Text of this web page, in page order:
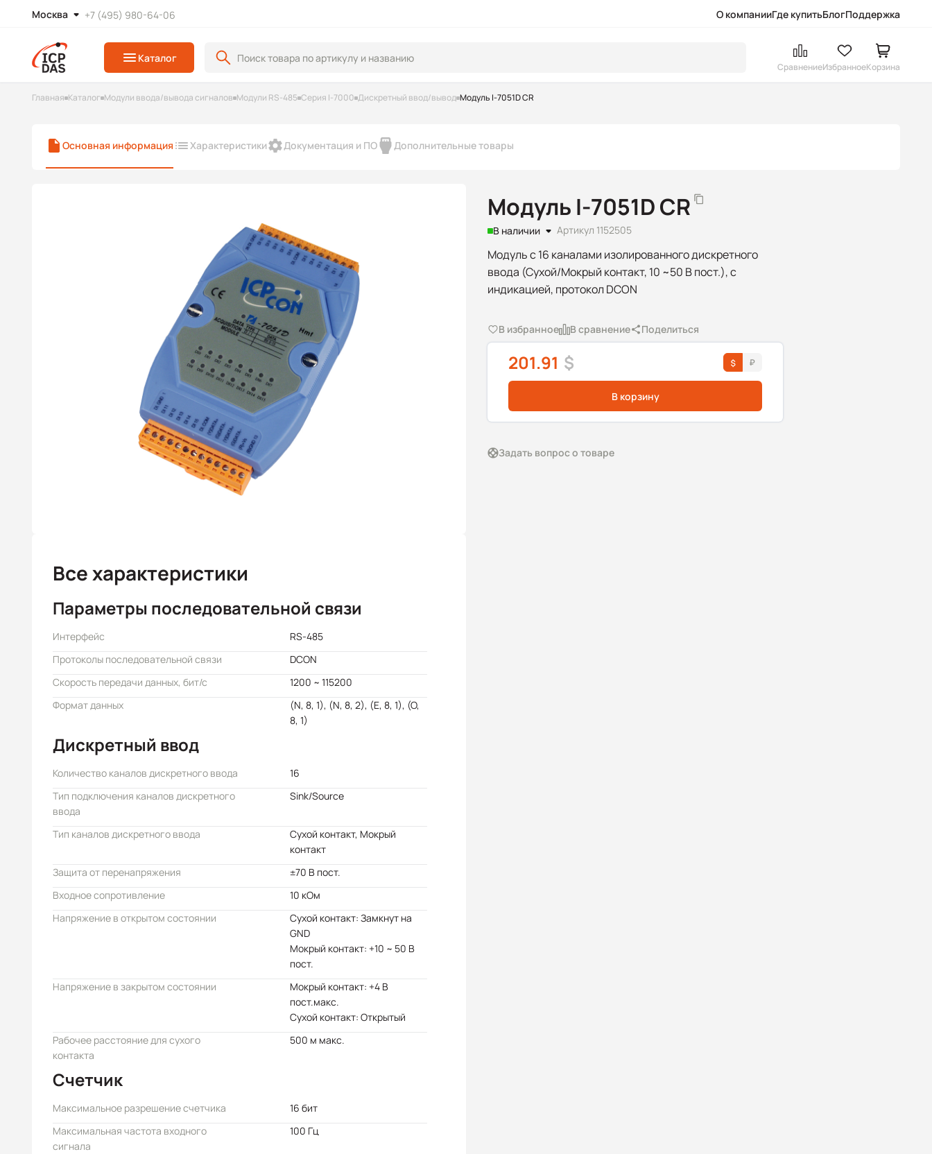
Москва +7 (495) 980-64-06 О компанииГде купитьБлогПоддержка
Каталог
СравнениеИзбранноеКорзина
Главная Каталог Модули ввода/вывода сигналов Модули RS-485 Серия I-7000 Дискретный ввод/вывод Модуль I-7051D CR
Основная информация Характеристики Документация и ПО Дополнительные товары
Модуль I-7051D CR
В наличии Артикул 1152505
Модуль с 16 каналами изолированного дискретного
ввода (Сухой/Мокрый контакт, 10 ~50 В пост.), с
индикацией, протокол DCON
В избранное В сравнение Поделиться
201.91 $
В корзину
Задать вопрос о товаре
Все характеристики
Параметры последовательной связи
Интерфейс
RS-485
Протоколы последовательной связи
DCON
Скорость передачи данных, бит/с
1200 ~ 115200
Формат данных
(N, 8, 1), (N, 8, 2), (E, 8, 1), (O,
8, 1)
Дискретный ввод
Количество каналов дискретного ввода
16
Тип подключения каналов дискретного
ввода
Sink/Source
Тип каналов дискретного ввода
Сухой контакт, Мокрый
контакт
Защита от перенапряжения
±70 В пост.
Входное сопротивление
10 кОм
Напряжение в открытом состоянии
Сухой контакт: Замкнут на
GND
Мокрый контакт: +10 ~ 50 В
пост.
Напряжение в закрытом состоянии
Мокрый контакт: +4 В
пост.макс.
Сухой контакт: Открытый
Рабочее расстояние для сухого
контакта
500 м макс.
Счетчик
Максимальное разрешение счетчика
16 бит
Максимальная частота входного
сигнала
100 Гц